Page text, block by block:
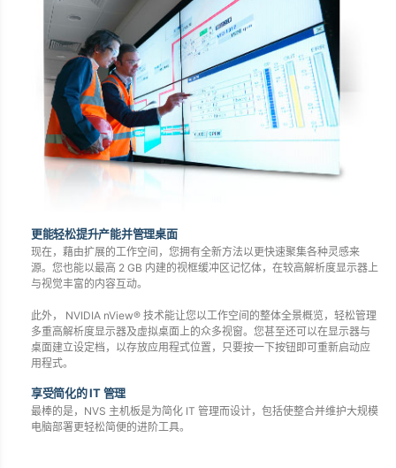
更能轻松提升产能并管理桌面
现在，藉由扩展的工作空间，您拥有全新方法以更快速聚集各种灵感来
源。您也能以最高 2 GB 内建的视框缓冲区记忆体，在较高解析度显示器上
与视觉丰富的内容互动。
此外， NVIDIA nView® 技术能让您以工作空间的整体全景概览，轻松管理
多重高解析度显示器及虚拟桌面上的众多视窗。您甚至还可以在显示器与
桌面建立设定档，以存放应用程式位置，只要按一下按钮即可重新启动应
用程式。
享受简化的 IT 管理
最棒的是，NVS 主机板是为简化 IT 管理而设计，包括使整合并维护大规模
电脑部署更轻松简便的进阶工具。